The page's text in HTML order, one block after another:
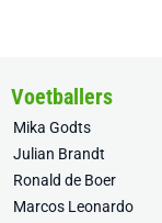
Voetballers
Mika Godts
Julian Brandt
Ronald de Boer
Marcos Leonardo